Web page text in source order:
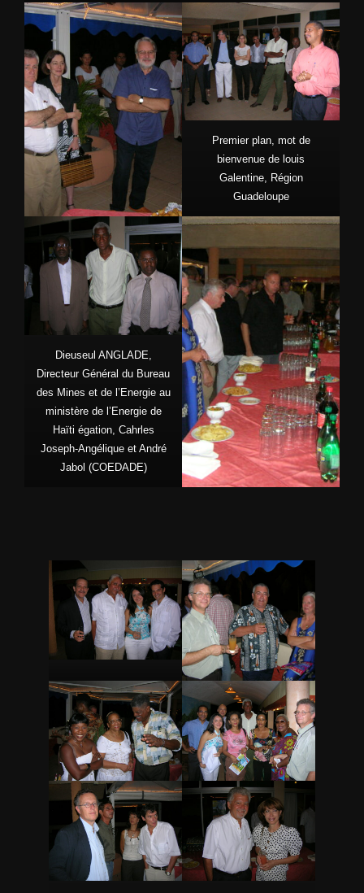
Premier plan, mot de
bienvenue de louis
Galentine, Région
Guadeloupe
Dieuseul ANGLADE,
Directeur Général du Bureau
des Mines et de l’Energie au
ministère de l’Energie de
Haïti égation, Cahrles
Joseph-Angélique et André
Jabol (COEDADE)